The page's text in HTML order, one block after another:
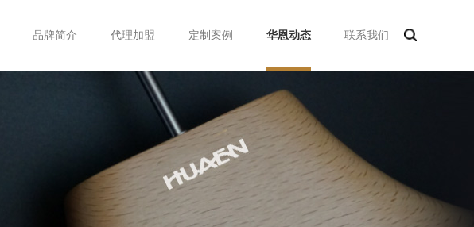
品牌简介 代理加盟 定制案例 华恩动态 联系我们